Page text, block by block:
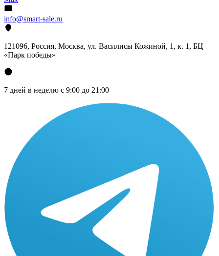
info@smart-sale.ru
121096, Россия, Москва, ул. Василисы Кожиной, 1, к. 1, БЦ
«Парк победы»
7 дней в неделю с 9:00 до 21:00